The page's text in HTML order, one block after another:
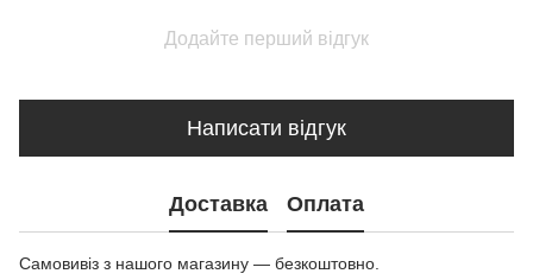
Додайте перший відгук
Написати відгук
Доставка Оплата
Самовивіз з нашого магазину — безкоштовно.